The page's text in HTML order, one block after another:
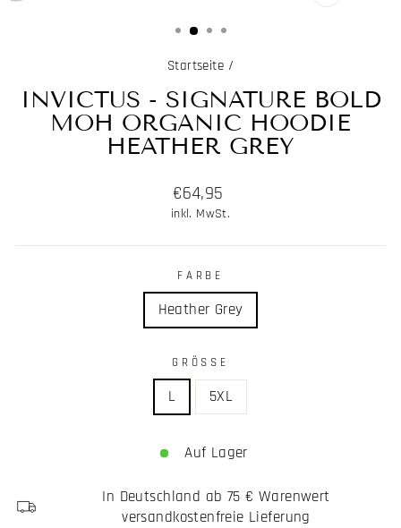
Startseite /
INVICTUS - SIGNATURE BOLD
MOH ORGANIC HOODIE
HEATHER GREY
Normaler
Preis
€64,95
inkl. MwSt.
FARBE
Heather Grey
GRÖSSE
L 5XL
Auf Lager
In Deutschland ab 75 € Warenwert
versandkostenfreie Lieferung